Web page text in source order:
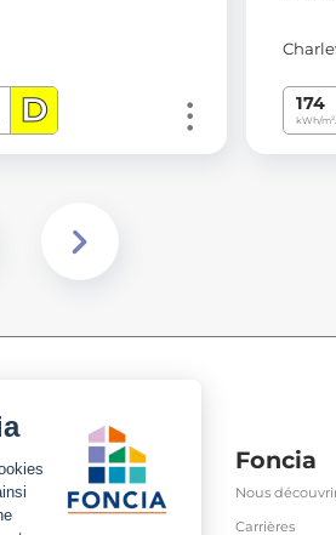
D 174
kWh/
Foncia
Nous
Carrières